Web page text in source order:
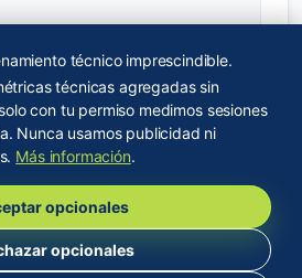
política de privacidad
Consulta
técnico imprescindible.
técnicas agregadas sin
con tu permiso medimos sesiones
Nunca usamos publicidad ni
Más información.
opcionales
opcionales